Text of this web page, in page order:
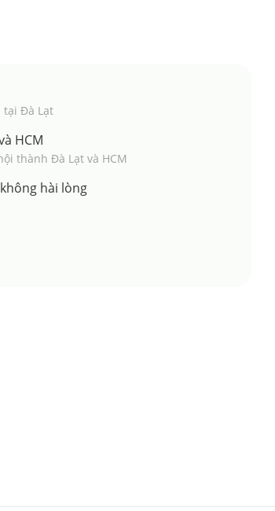
tại Đà Lạt
HCM
thành Đà Lạt và HCM
hài lòng